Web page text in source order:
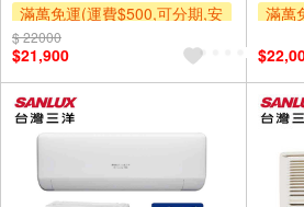
滿萬免運(運費$500,可分期,安
裝跨區費另計,單品未滿1萬元
及使用6期以上分期0利率,需付
基本安裝運費)
滿額折$500
$ 22000
$21,900
滿萬
及使
滿額